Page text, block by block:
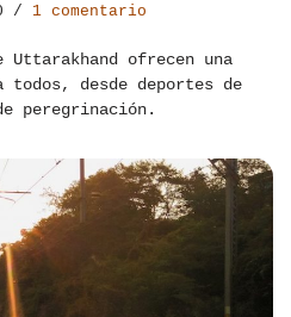
1 comentario
ofrecen una
todos, desde deportes de
peregrinación.